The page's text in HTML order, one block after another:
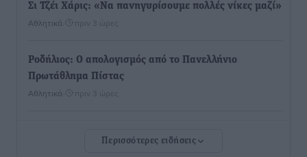
Σι Τζέι Χάρις: «Να πανηγυρίσουμε πολλές νίκες μαζί»
Αθλητικά πριν 3 ώρες
Ροδήλιος: Ο απολογισμός από το Πανελλήνιο
Πρωτάθλημα Πίστας
Αθλητικά πριν 3 ώρες
πριν 3 ώρες
Περισσότερες ειδήσεις